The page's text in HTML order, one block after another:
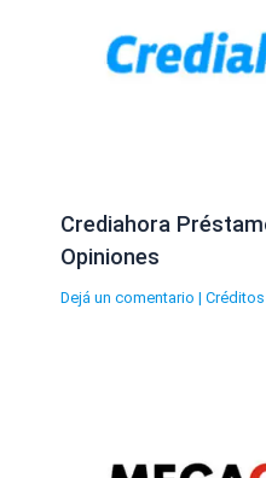
Crediahora
Opiniones
Dejá un comentario | Créditos